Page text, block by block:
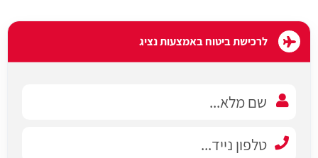
לרכישת ביטוח באמצעות נציג